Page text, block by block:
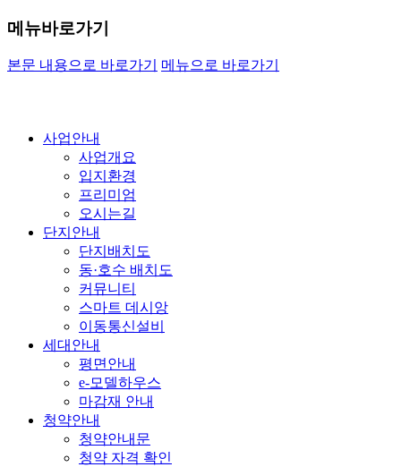
메뉴바로가기
본문 내용으로 바로가기 메뉴으로 바로가기
사업안내
사업개요
입지환경
프리미엄
오시는길
단지안내
단지배치도
동·호수 배치도
커뮤니티
스마트 데시앙
이동통신설비
세대안내
평면안내
e-모델하우스
마감재 안내
청약안내
청약안내문
청약 자격 확인